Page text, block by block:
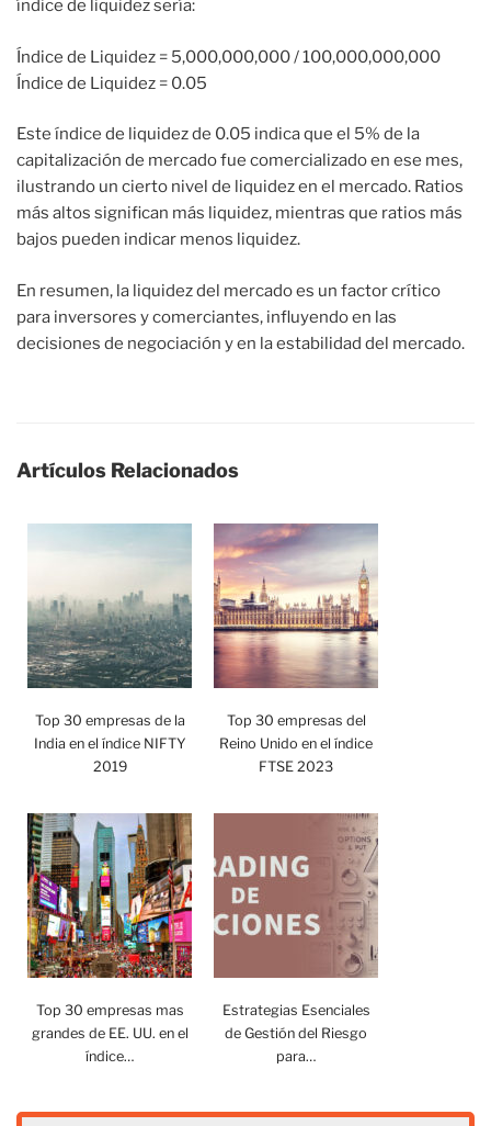
índice de liquidez sería:
Índice de Liquidez = 5,000,000,000 / 100,000,000,000
Índice de Liquidez = 0.05
Este índice de liquidez de 0.05 indica que el 5% de la
capitalización de mercado fue comercializado en ese mes,
ilustrando un cierto nivel de liquidez en el mercado. Ratios
más altos significan más liquidez, mientras que ratios más
bajos pueden indicar menos liquidez.
En resumen, la liquidez del mercado es un factor crítico
para inversores y comerciantes, influyendo en las
decisiones de negociación y en la estabilidad del mercado.
Artículos Relacionados
Top 30 empresas de la
India en el índice NIFTY
2019
Top 30 empresas del
Reino Unido en el índice
FTSE 2023
Top 30 empresas mas
grandes de EE. UU. en el
índice…
Estrategias Esenciales
de Gestión del Riesgo
para…